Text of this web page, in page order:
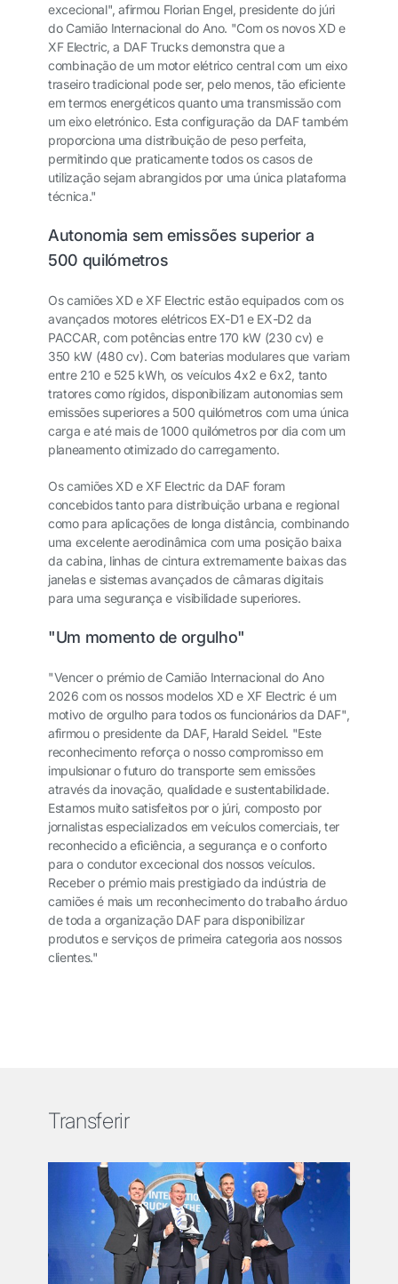
excecional", afirmou Florian Engel, presidente do júri
do Camião Internacional do Ano. "Com os novos XD e
XF Electric, a DAF Trucks demonstra que a
combinação de um motor elétrico central com um eixo
traseiro tradicional pode ser, pelo menos, tão eficiente
em termos energéticos quanto uma transmissão com
um eixo eletrónico. Esta configuração da DAF também
proporciona uma distribuição de peso perfeita,
permitindo que praticamente todos os casos de
utilização sejam abrangidos por uma única plataforma
técnica."
Autonomia sem emissões superior a
500 quilómetros
Os camiões XD e XF Electric estão equipados com os
avançados motores elétricos EX-D1 e EX-D2 da
PACCAR, com potências entre 170 kW (230 cv) e
350 kW (480 cv). Com baterias modulares que variam
entre 210 e 525 kWh, os veículos 4x2 e 6x2, tanto
tratores como rígidos, disponibilizam autonomias sem
emissões superiores a 500 quilómetros com uma única
carga e até mais de 1000 quilómetros por dia com um
planeamento otimizado do carregamento.
Os camiões XD e XF Electric da DAF foram
concebidos tanto para distribuição urbana e regional
como para aplicações de longa distância, combinando
uma excelente aerodinâmica com uma posição baixa
da cabina, linhas de cintura extremamente baixas das
janelas e sistemas avançados de câmaras digitais
para uma segurança e visibilidade superiores.
"Um momento de orgulho"
"Vencer o prémio de Camião Internacional do Ano
2026 com os nossos modelos XD e XF Electric é um
motivo de orgulho para todos os funcionários da DAF",
afirmou o presidente da DAF, Harald Seidel. "Este
reconhecimento reforça o nosso compromisso em
impulsionar o futuro do transporte sem emissões
através da inovação, qualidade e sustentabilidade.
Estamos muito satisfeitos por o júri, composto por
jornalistas especializados em veículos comerciais, ter
reconhecido a eficiência, a segurança e o conforto
para o condutor excecional dos nossos veículos.
Receber o prémio mais prestigiado da indústria de
camiões é mais um reconhecimento do trabalho árduo
de toda a organização DAF para disponibilizar
produtos e serviços de primeira categoria aos nossos
clientes."
Transferir